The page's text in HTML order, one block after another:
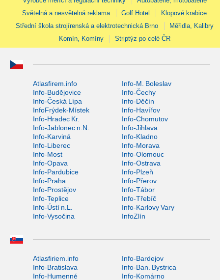
Světelná a nesvětelná reklama
Golf Hotel
Klopové krabice
Střední škola strojírenská a elektrotechnická Brno
Měřidla, Kalibry
Komín, Komíny
Striptýz po celé ČR
Atlasfirem.info
Info-M. Boleslav
Info-Budějovice
Info-Čechy
Info-Česká Lípa
Info-Děčín
InfoFrýdek-Místek
Info-Havířov
Info-Hradec Kr.
Info-Chomutov
Info-Jablonec n.N.
Info-Jihlava
Info-Karviná
Info-Kladno
Info-Liberec
Info-Morava
Info-Most
Info-Olomouc
Info-Opava
Info-Ostrava
Info-Pardubice
Info-Plzeň
Info-Praha
Info-Přerov
Info-Prostějov
Info-Tábor
Info-Teplice
Info-Třebíč
Info-Ústí n.L.
Info-Karlovy Vary
Info-Vysočina
InfoZlín
Atlasfiriem.info
Info-Bardejov
Info-Bratislava
Info-Ban. Bystrica
Info-Humenné
Info-Komárno